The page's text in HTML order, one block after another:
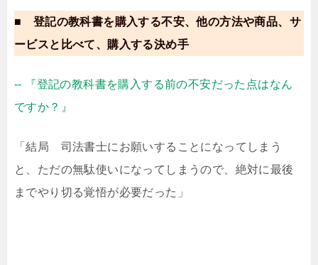
■ 登記の教科書を購入する不安、他の方法や商品、サ
ービスと比べて、購入する決め手
-- 『登記の教科書を購入する前の不安だった点はなん
ですか？』
「結局 司法書士にお願いすることになってしまう
と、ただの無駄使いになってしまうので、絶対に最後
までやり切る覚悟が必要だった」